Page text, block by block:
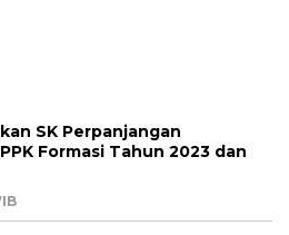
SK Perpanjangan
Formasi Tahun 2023 dan